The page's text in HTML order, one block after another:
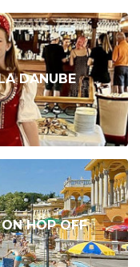
DANUBE
HOP OFF